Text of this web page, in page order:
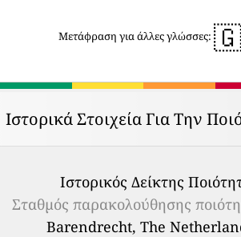
Μετάφραση για άλλες γλώσσες:
Ιστορικά Στοιχεία Για Την
Ιστορικός Δείκτης
Σταθμός παρακολούθησης
Barendrecht, The